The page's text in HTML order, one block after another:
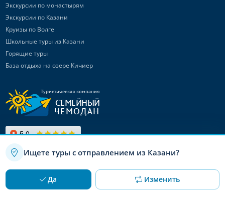
Ищете туры с отправлением из Казани?
Да Изменить
Экскурсии по монастырям
Экскурсии по Казани
Круизы по Волге
Школьные туры из Казани
Горящие туры
База отдыха на озере Кичиер
Туристическая компания
СЕМЕЙНЫЙ
ЧЕМОДАН
Канал в Max
Используя данный сайт, вы даете согласие на использование
файлов cookie